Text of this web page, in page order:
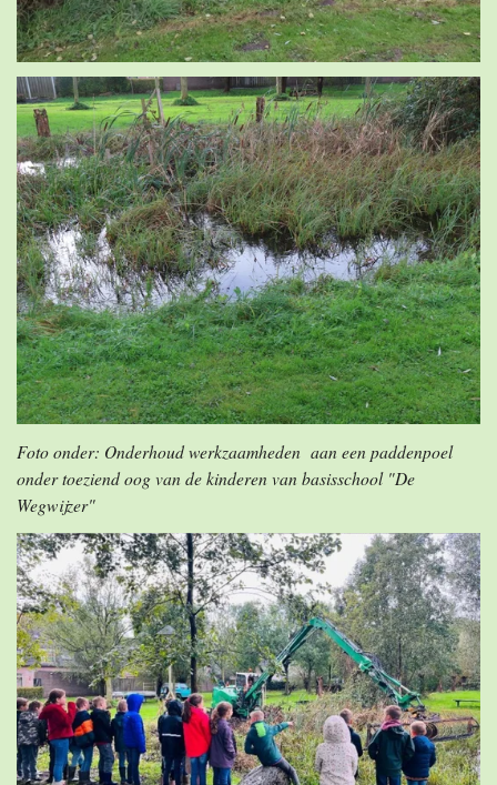
Foto onder: Onderhoud werkzaamheden aan een paddenpoel
onder toeziend oog van de kinderen van basisschool "De
Wegwijzer"